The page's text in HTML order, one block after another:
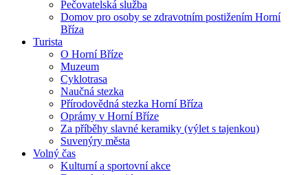
Pečovatelská služba
Domov pro osoby se zdravotním postižením Horní
Bříza
Turista
O Horní Bříze
Muzeum
Cyklotrasa
Naučná stezka
Přírodovědná stezka Horní Bříza
Oprámy v Horní Bříze
Za příběhy slavné keramiky (výlet s tajenkou)
Suvenýry města
Volný čas
Kulturní a sportovní akce